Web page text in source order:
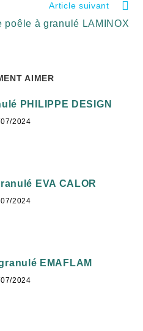
Article suivant
poêle à granulé LAMINOX
AIMER
PHILIPPE DESIGN
2024
EVA CALOR
2024
EMAFLAM
2024